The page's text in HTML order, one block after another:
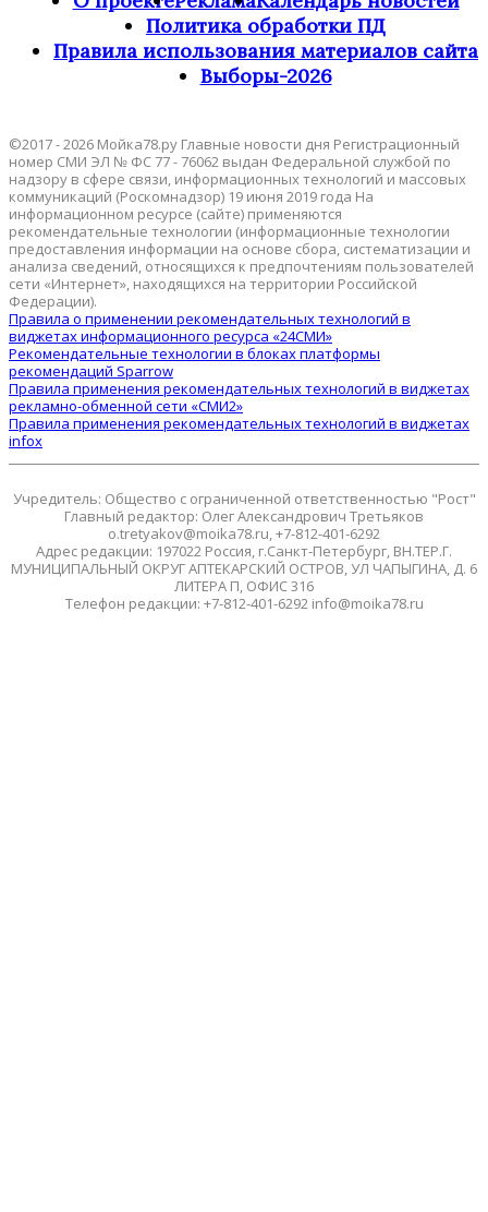
Политика обработки ПД
Правила использования материалов сайта
Выборы-2026
©2017 - 2026 Мойка78.ру Главные новости дня Регистрационный
номер СМИ ЭЛ № ФС 77 - 76062 выдан Федеральной службой по
надзору в сфере связи, информационных технологий и массовых
коммуникаций (Роскомнадзор) 19 июня 2019 года На
информационном ресурсе (сайте) применяются
рекомендательные технологии (информационные технологии
предоставления информации на основе сбора, систематизации и
анализа сведений, относящихся к предпочтениям пользователей
сети «Интернет», находящихся на территории Российской
Федерации).
Правила о применении рекомендательных технологий в
виджетах информационного ресурса «24СМИ»
Рекомендательные технологии в блоках платформы
рекомендаций Sparrow
Правила применения рекомендательных технологий в виджетах
рекламно-обменной сети «СМИ2»
Правила применения рекомендательных технологий в виджетах
infox
Учредитель: Общество с ограниченной ответственностью "Рост"
Главный редактор: Олег Александрович Третьяков
o.tretyakov@moika78.ru, +7-812-401-6292
Адрес редакции: 197022 Россия, г.Санкт-Петербург, ВН.ТЕР.Г.
МУНИЦИПАЛЬНЫЙ ОКРУГ АПТЕКАРСКИЙ ОСТРОВ, УЛ ЧАПЫГИНА, Д. 6
ЛИТЕРА П, ОФИС 316
Телефон редакции: +7-812-401-6292 info@moika78.ru